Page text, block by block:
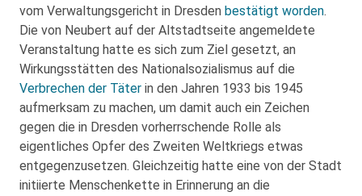
vom Verwaltungsgericht in Dresden bestätigt worden.
Die von Neubert auf der Altstadtseite angemeldete
Veranstaltung hatte es sich zum Ziel gesetzt, an
Wirkungsstätten des Nationalsozialismus auf die
Verbrechen der Täter in den Jahren 1933 bis 1945
aufmerksam zu machen, um damit auch ein Zeichen
gegen die in Dresden vorherrschende Rolle als
eigentliches Opfer des Zweiten Weltkriegs etwas
entgegenzusetzen. Gleichzeitig hatte eine von der Stadt
initiierte Menschenkette in Erinnerung an die